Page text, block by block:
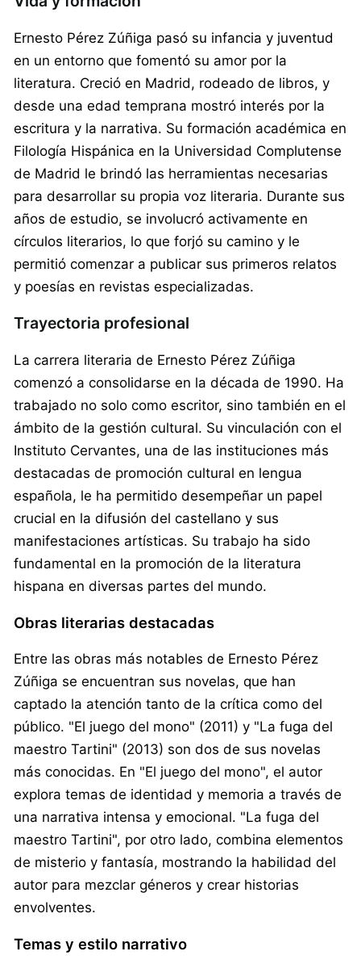
Ernesto Pérez Zúñiga pasó su infancia y juventud
en un entorno que fomentó su amor por la
literatura. Creció en Madrid, rodeado de libros, y
desde una edad temprana mostró interés por la
escritura y la narrativa. Su formación académica en
Filología Hispánica en la Universidad Complutense
de Madrid le brindó las herramientas necesarias
para desarrollar su propia voz literaria. Durante sus
años de estudio, se involucró activamente en
círculos literarios, lo que forjó su camino y le
permitió comenzar a publicar sus primeros relatos
y poesías en revistas especializadas.
Trayectoria profesional
La carrera literaria de Ernesto Pérez Zúñiga
comenzó a consolidarse en la década de 1990. Ha
trabajado no solo como escritor, sino también en el
ámbito de la gestión cultural. Su vinculación con el
Instituto Cervantes, una de las instituciones más
destacadas de promoción cultural en lengua
española, le ha permitido desempeñar un papel
crucial en la difusión del castellano y sus
manifestaciones artísticas. Su trabajo ha sido
fundamental en la promoción de la literatura
hispana en diversas partes del mundo.
Obras literarias destacadas
Entre las obras más notables de Ernesto Pérez
Zúñiga se encuentran sus novelas, que han
captado la atención tanto de la crítica como del
público. "El juego del mono" (2011) y "La fuga del
maestro Tartini" (2013) son dos de sus novelas
más conocidas. En "El juego del mono", el autor
explora temas de identidad y memoria a través de
una narrativa intensa y emocional. "La fuga del
maestro Tartini", por otro lado, combina elementos
de misterio y fantasía, mostrando la habilidad del
autor para mezclar géneros y crear historias
envolventes.
Temas y estilo narrativo